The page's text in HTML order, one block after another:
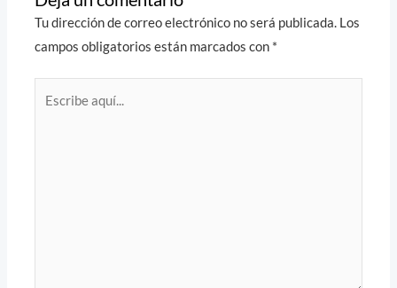
Tu dirección de correo electrónico no será publicada. Los
campos obligatorios están marcados con *